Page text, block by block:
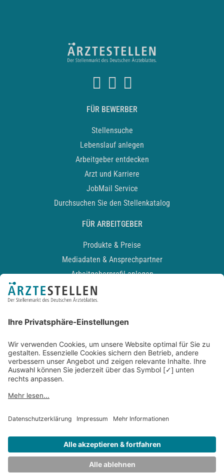
FÜR BEWERBER
Stellensuche
Lebenslauf anlegen
Arbeitgeber entdecken
Arzt und Karriere
JobMail Service
Durchsuchen Sie den Stellenkatalog
FÜR ARBEITGEBER
Produkte & Preise
Mediadaten & Ansprechpartner
Arbeitgeberprofil anlegen
Recruiting-Podcast
Kontakt
Datenschutz
Newsletter